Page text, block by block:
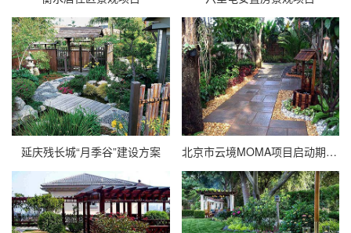
延庆残长城“月季谷”建设方案 北京市云境MOMA项目启动期园林景